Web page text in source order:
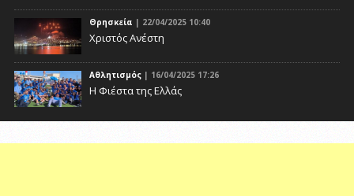
Θρησκεία | 22/04/2025 10:40
Χριστός Ανέστη
Αθλητισμός | 16/04/2025 17:26
Η Φιέστα της Ελλάς